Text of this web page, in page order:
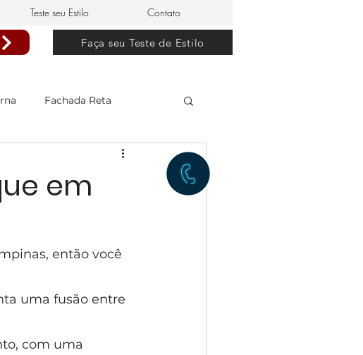
Teste seu Estilo Contato
Faça seu Teste de Estilo
Fachada Reta
em
então você
uma fusão entre
com uma